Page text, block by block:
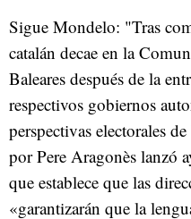
Sigue Mondelo: "Tras
catalán decae en la
Baleares después de la
respectivos gobiernos
perspectivas electorales
por Pere Aragonès lanzó
que establece que las
«garantizarán que la